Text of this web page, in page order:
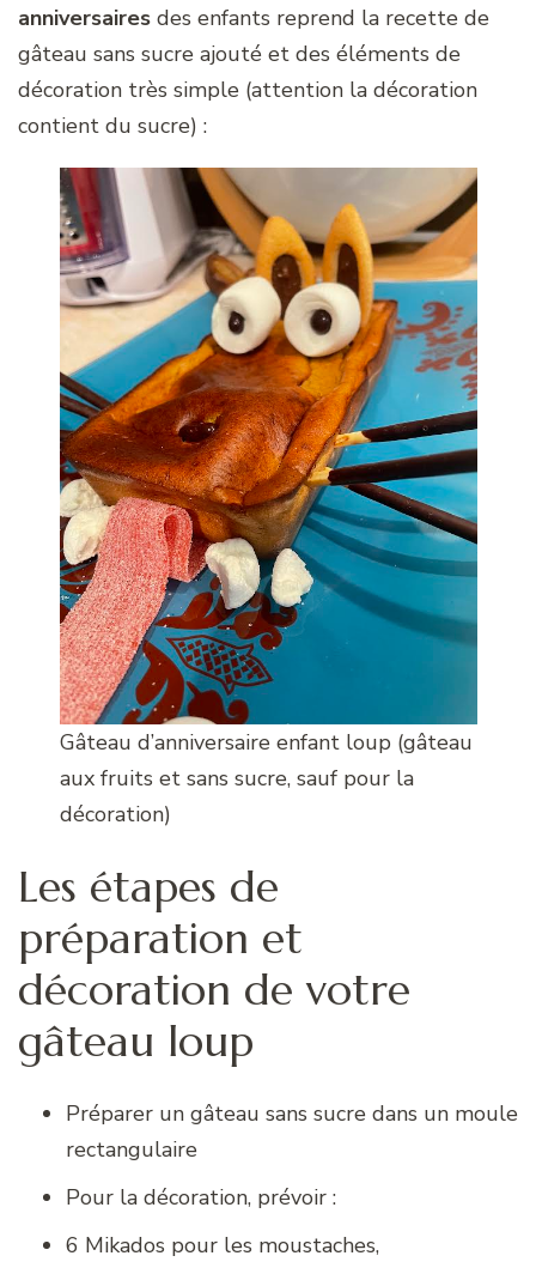
anniversaires des enfants reprend la recette de
gâteau sans sucre ajouté et des éléments de
décoration très simple (attention la décoration
contient du sucre) :
Gâteau d’anniversaire enfant loup (gâteau
aux fruits et sans sucre, sauf pour la
décoration)
Les étapes de
préparation et
décoration de votre
gâteau loup
Préparer un gâteau sans sucre dans un moule
rectangulaire
Pour la décoration, prévoir :
6 Mikados pour les moustaches,